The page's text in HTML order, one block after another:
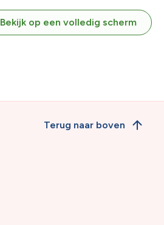
Bekijk op een volledig scherm
Terug naar boven